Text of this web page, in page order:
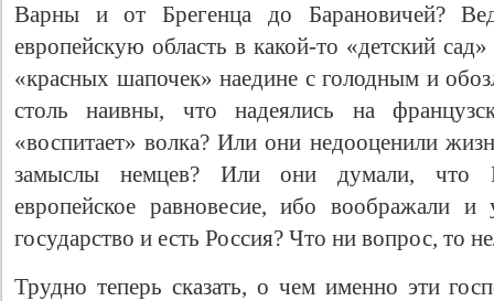
Варны и от Брегенца до Барановичей?
европейскую область в какой-то «детский
«красных шапочек» наедине с голодным и
столь наивны, что надеялись на
«воспитает» волка? Или они недооценили
замыслы немцев? Или они думали, что
европейское равновесие, ибо воображали и
государство и есть Россия? Что ни вопрос, то
Трудно теперь сказать, о чем именно эти